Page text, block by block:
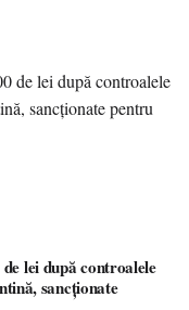
lei după controalele
sancționate